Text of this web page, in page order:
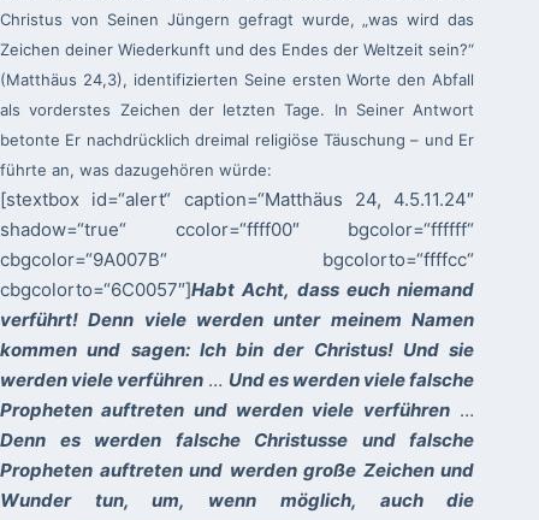
Christus von Seinen Jüngern gefragt wurde, „was wird das
Zeichen deiner Wiederkunft und des Endes der Weltzeit sein?“
(Matthäus 24,3), identifizierten Seine ersten Worte den Abfall
als vorderstes Zeichen der letzten Tage. In Seiner Antwort
betonte Er nachdrücklich dreimal religiöse Täuschung – und Er
führte an, was dazugehören würde:
[stextbox id=“alert“ caption=“Matthäus 24, 4.5.11.24″
shadow=“true“ ccolor=“ffff00″ bgcolor=“ffffff“
cbgcolor=“9A007B“ bgcolorto=“ffffcc“
cbgcolorto=“6C0057″]Habt Acht, dass euch niemand
verführt! Denn viele werden unter meinem Namen
kommen und sagen: Ich bin der Christus! Und sie
werden viele verführen … Und es werden viele falsche
Propheten auftreten und werden viele verführen…
Denn es werden falsche Christusse und falsche
Propheten auftreten und werden große Zeichen und
Wunder tun, um, wenn möglich, auch die